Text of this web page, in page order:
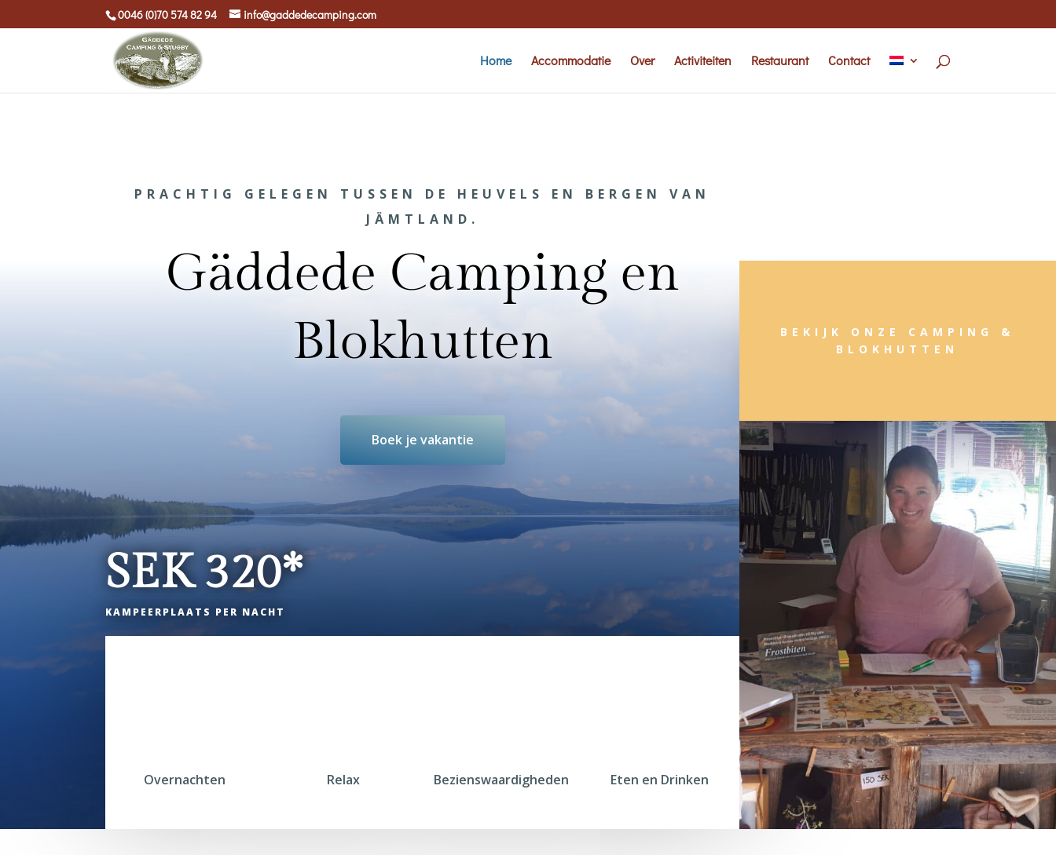
0046 (0)70 574 82 94 info@gaddedecamping.com
Home Accommodatie Over Activiteiten Restaurant Contact
PRACHTIG GELEGEN TUSSEN DE HEUVELS EN BERGEN VAN
JÄMTLAND.
Gäddede Camping en
Blokhutten
Boek je vakantie
SEK 320*
KAMPEERPLAATS PER NACHT
Overnachten Relax Bezienswaardigheden Eten en Drinken
BEKIJK ONZE CAMPING &
BLOKHUTTEN